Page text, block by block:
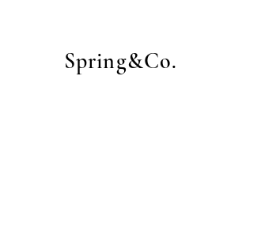
Spring&Co.